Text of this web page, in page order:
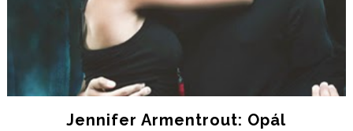
Jennifer Armentrout: Opál